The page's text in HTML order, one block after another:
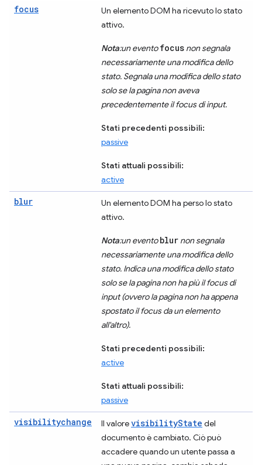
focus
Un elemento DOM ha ricevuto lo stato
attivo.
Nota:un eventofocus non segnala
necessariamente una modifica dello
stato. Segnala una modifica dello stato
solo se la pagina non aveva
precedentemente il focus di input.
Stati precedenti possibili:
passive
Stati attuali possibili:
active
blur
Un elemento DOM ha perso lo stato
attivo.
Nota:un eventoblur non segnala
necessariamente una modifica dello
stato. Indica una modifica dello stato
solo se la pagina non ha più il focus di
input (ovvero la pagina non ha appena
spostato il focus da un elemento
all'altro).
Stati precedenti possibili:
active
Stati attuali possibili:
passive
visibilitychange Il valorevisibilityState del
documento è cambiato. Ciò può
accadere quando un utente passa a